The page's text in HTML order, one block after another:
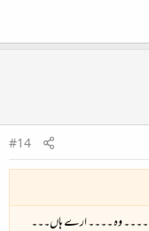
#14
وہ ۔۔۔۔ ارے ہاں۔۔۔